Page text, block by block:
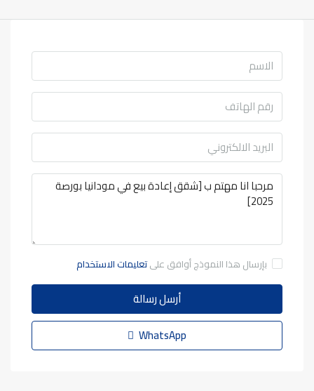
بإرسال هذا النموذج أوافق علىتعليمات الاستخدام
أرسل رسالة
WhatsApp